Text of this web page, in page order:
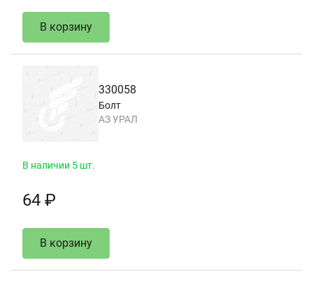
В корзину
330058
Болт
АЗ УРАЛ
В наличии 5 шт.
64 ₽
В корзину